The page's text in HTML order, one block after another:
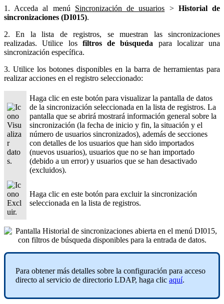
1. Acceda al menú Sincronización de usuarios > Historial de
sincronizaciones (DI015).
2. En la lista de registros, se muestran las sincronizaciones
realizadas. Utilice los filtros de búsqueda para localizar una
sincronización específica.
3. Utilice los botones disponibles en la barra de herramientas para
realizar acciones en el registro seleccionado:
Haga clic en este botón para visualizar la pantalla de datos
de la sincronización seleccionada en la lista de registros. La
pantalla que se abrirá mostrará información general sobre la
sincronización (la fecha de inicio y fin, la situación y el
número de usuarios sincronizados), además de secciones
con detalles de los usuarios que han sido importados
(nuevos usuarios), usuarios que no se han importado
(debido a un error) y usuarios que se han desactivado
(excluidos).
Haga clic en este botón para excluir la sincronización
seleccionada en la lista de registros.
Para obtener más detalles sobre la configuración para acceso
directo al servicio de directorio LDAP, haga clic aquí.